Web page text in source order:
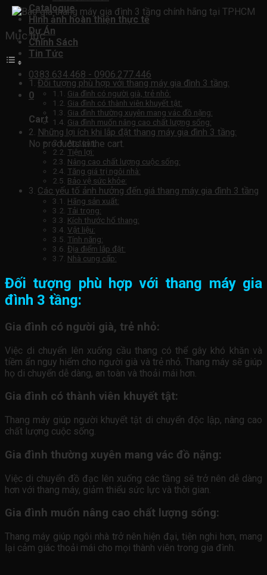
Catalogue
Hình ảnh hoàn thiện thực tế
Dự Án
Chính Sách
Tin Tức
0383.634.468 - 0906.277.446
0
Cart
No products in the cart.
Mục lục
Đối tượng phù hợp với thang máy gia đình 3 tầng:
Gia đình có người già, trẻ nhỏ:
Gia đình có thành viên khuyết tật:
Gia đình thường xuyên mang vác đồ nặng:
Gia đình muốn nâng cao chất lượng sống:
Những lợi ích khi lắp đặt thang máy gia đình 3 tầng:
An toàn:
Tiện lợi:
Nâng cao chất lượng cuộc sống:
Tăng giá trị ngôi nhà:
Bảo vệ sức khỏe:
Các yếu tố ảnh hưởng đến giá thang máy gia đình 3 tầng
Hãng sản xuất:
Tải trọng:
Kích thước hố thang:
Vật liệu:
Tính năng:
Địa điểm lắp đặt:
Nhà cung cấp:
Đối tượng phù hợp với thang máy gia
đình 3 tầng:
Gia đình có người già, trẻ nhỏ:
Việc di chuyển lên xuống cầu thang có thể gây khó khăn và
tiềm ẩn nguy hiểm cho người già và trẻ nhỏ. Thang máy sẽ giúp
họ di chuyển dễ dàng, an toàn và thoải mái hơn.
Gia đình có thành viên khuyết tật:
Thang máy giúp người khuyết tật di chuyển độc lập, nâng cao
chất lượng cuộc sống.
Gia đình thường xuyên mang vác đồ nặng:
Việc di chuyển đồ đạc lên xuống các tầng sẽ trở nên dễ dàng
hơn với thang máy, giảm thiểu sức lực và thời gian.
Gia đình muốn nâng cao chất lượng sống:
Thang máy giúp ngôi nhà trở nên hiện đại, tiện nghi hơn, mang
lại cảm giác thoải mái cho mọi thành viên trong gia đình.